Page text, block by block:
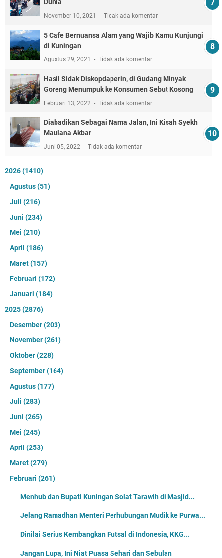
Dunia
November 10, 2021 Tidak ada komentar
5 Cafe Bernuansa Alam yang Wajib Kamu Kunjungi
di Kuningan
Agustus 29, 2021 Tidak ada komentar
Hasil Sidak Diskopdaperin, di Gudang Minyak
Goreng Menumpuk ke Konsumen Sebut Kosong
Februari 13, 2022 Tidak ada komentar
Diabadikan Sebagai Nama Jalan, Ini Kisah Syekh
Maulana Akbar
Juni 05, 2022 Tidak ada komentar
2026(1410)
Agustus(51)
Juli (216)
Juni (234)
Mei (210)
April (186)
Maret(157)
Februari (172)
Januari (184)
2025(2876)
Desember(203)
November(261)
Oktober(228)
September(164)
Agustus(177)
Juli (283)
Juni (265)
Mei (245)
April (253)
Maret(279)
Februari (261)
Menhub dan Bupati Kuningan Solat Tarawih di Masjid...
Jelang Ramadhan Menteri Perhubungan Mudik ke Purwa...
Dinilai Serius Kembangkan Futsal di Indonesia, KKG...
Jangan Lupa, Ini Niat Puasa Sehari dan Sebulan